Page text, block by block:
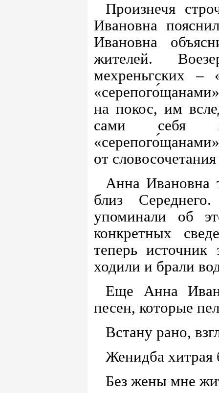
Произнечя
Ивановна
Ивановна
жителей.
мехреньгских –
на покос, им
сами себя
от
Анна Ивановна
близ
упоминали об
конкретных
теперь
ходили и брали
Еще Анна
песен, которые
Встану рано,
Женидба хитрая
Без жены мне